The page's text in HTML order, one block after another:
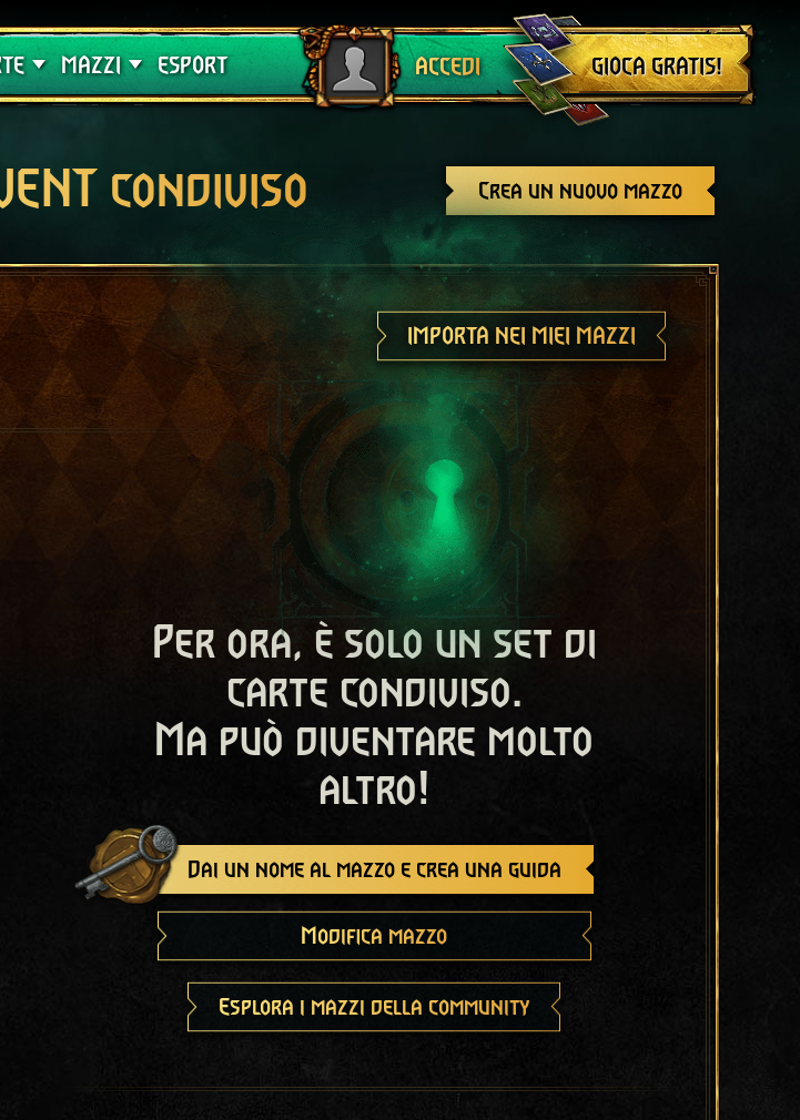
MAZZI
Guide
ESPORT ACCEDI
Esci
GIOCA GRATIS!
Crea un nuovo mazzo
condiviso
IMPORTA NEI MIEI MAZZI
Per ora, è solo un set di
carte condiviso.
Ma può diventare molto
altro!
Dai un nome al mazzo e crea una guida
Modifica mazzo
Esplora i mazzi della community